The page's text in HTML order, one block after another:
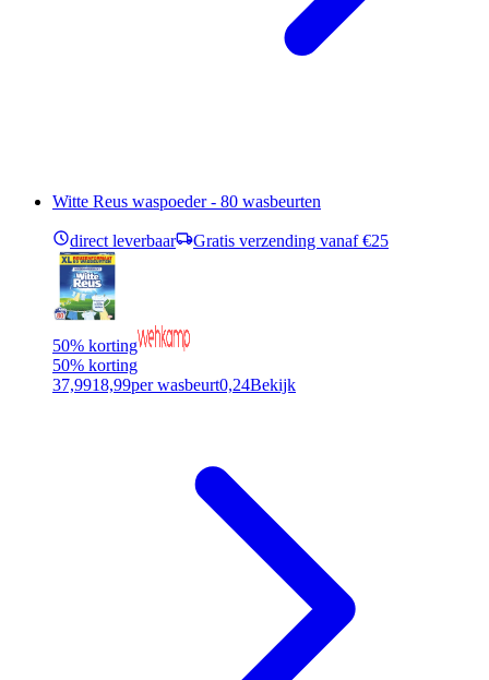
Witte Reus waspoeder - 80 wasbeurten
direct leverbaar Gratis verzending vanaf €25
50% korting
50% korting
37,9918,99per wasbeurt0,24Bekijk